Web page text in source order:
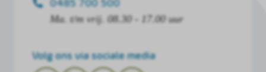
0485 700 500
Ma. t/m vrij. 08.30 - 17.00 uur
Volg ons via sociale media